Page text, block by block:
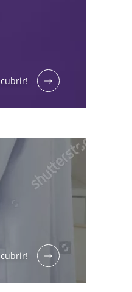
de datos
y fertilidad:
explorar